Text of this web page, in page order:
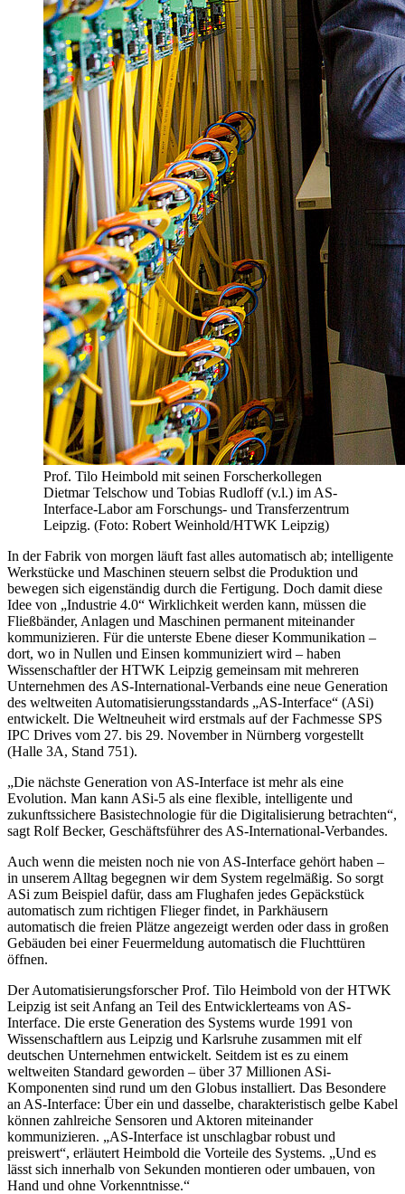
Prof. Tilo Heimbold mit seinen Forscherkollegen
Dietmar Telschow und Tobias Rudloff (v.l.) im AS-
Interface-Labor am Forschungs- und Transferzentrum
Leipzig. (Foto: Robert Weinhold/HTWK Leipzig)
In der Fabrik von morgen läuft fast alles automatisch ab; intelligente
Werkstücke und Maschinen steuern selbst die Produktion und
bewegen sich eigenständig durch die Fertigung. Doch damit diese
Idee von „Industrie 4.0“ Wirklichkeit werden kann, müssen die
Fließbänder, Anlagen und Maschinen permanent miteinander
kommunizieren. Für die unterste Ebene dieser Kommunikation –
dort, wo in Nullen und Einsen kommuniziert wird – haben
Wissenschaftler der HTWK Leipzig gemeinsam mit mehreren
Unternehmen des AS-International-Verbands eine neue Generation
des weltweiten Automatisierungsstandards „AS-Interface“ (ASi)
entwickelt. Die Weltneuheit wird erstmals auf der Fachmesse SPS
IPC Drives vom 27. bis 29. November in Nürnberg vorgestellt
(Halle 3A, Stand 751).
„Die nächste Generation von AS-Interface ist mehr als eine
Evolution. Man kann ASi-5 als eine flexible, intelligente und
zukunftssichere Basistechnologie für die Digitalisierung betrachten“,
sagt Rolf Becker, Geschäftsführer des AS-International-Verbandes.
Auch wenn die meisten noch nie von AS-Interface gehört haben –
in unserem Alltag begegnen wir dem System regelmäßig. So sorgt
ASi zum Beispiel dafür, dass am Flughafen jedes Gepäckstück
automatisch zum richtigen Flieger findet, in Parkhäusern
automatisch die freien Plätze angezeigt werden oder dass in großen
Gebäuden bei einer Feuermeldung automatisch die Fluchttüren
öffnen.
Der Automatisierungsforscher Prof. Tilo Heimbold von der HTWK
Leipzig ist seit Anfang an Teil des Entwicklerteams von AS-
Interface. Die erste Generation des Systems wurde 1991 von
Wissenschaftlern aus Leipzig und Karlsruhe zusammen mit elf
deutschen Unternehmen entwickelt. Seitdem ist es zu einem
weltweiten Standard geworden – über 37 Millionen ASi-
Komponenten sind rund um den Globus installiert. Das Besondere
an AS-Interface: Über ein und dasselbe, charakteristisch gelbe Kabel
können zahlreiche Sensoren und Aktoren miteinander
kommunizieren. „AS-Interface ist unschlagbar robust und
preiswert“, erläutert Heimbold die Vorteile des Systems. „Und es
lässt sich innerhalb von Sekunden montieren oder umbauen, von
Hand und ohne Vorkenntnisse.“